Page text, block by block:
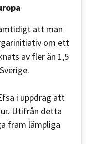
att man
om ett
av fler än 1,5
i uppdrag att
Utifrån detta
fram lämpliga